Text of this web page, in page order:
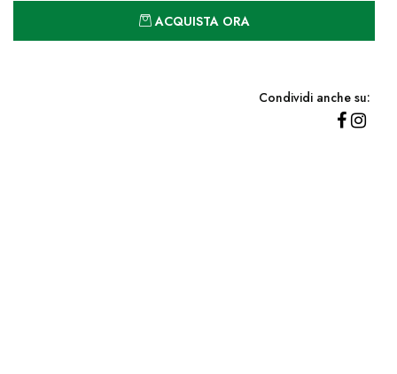
ACQUISTA ORA
Condividi anche su: